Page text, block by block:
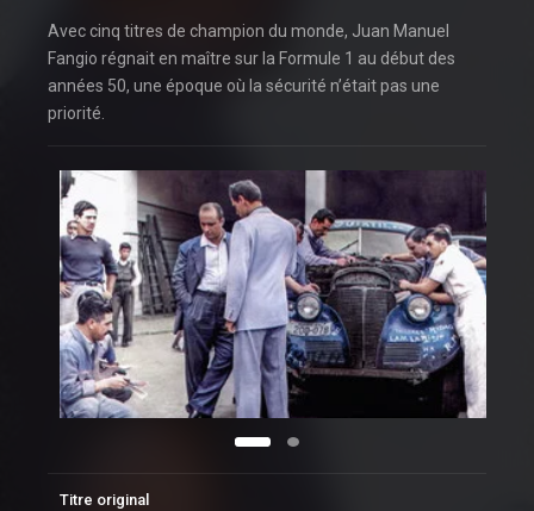
Avec cinq titres de champion du monde, Juan Manuel
Fangio régnait en maître sur la Formule 1 au début des
années 50, une époque où la sécurité n’était pas une
priorité.
Titre original